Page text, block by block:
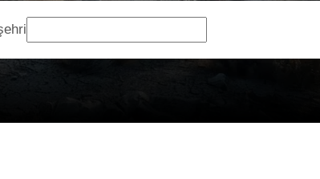
1 yorumeye göre